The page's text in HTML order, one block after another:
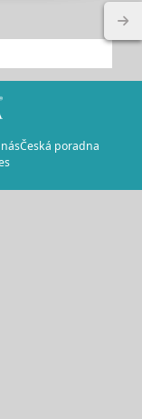
Česká poradna